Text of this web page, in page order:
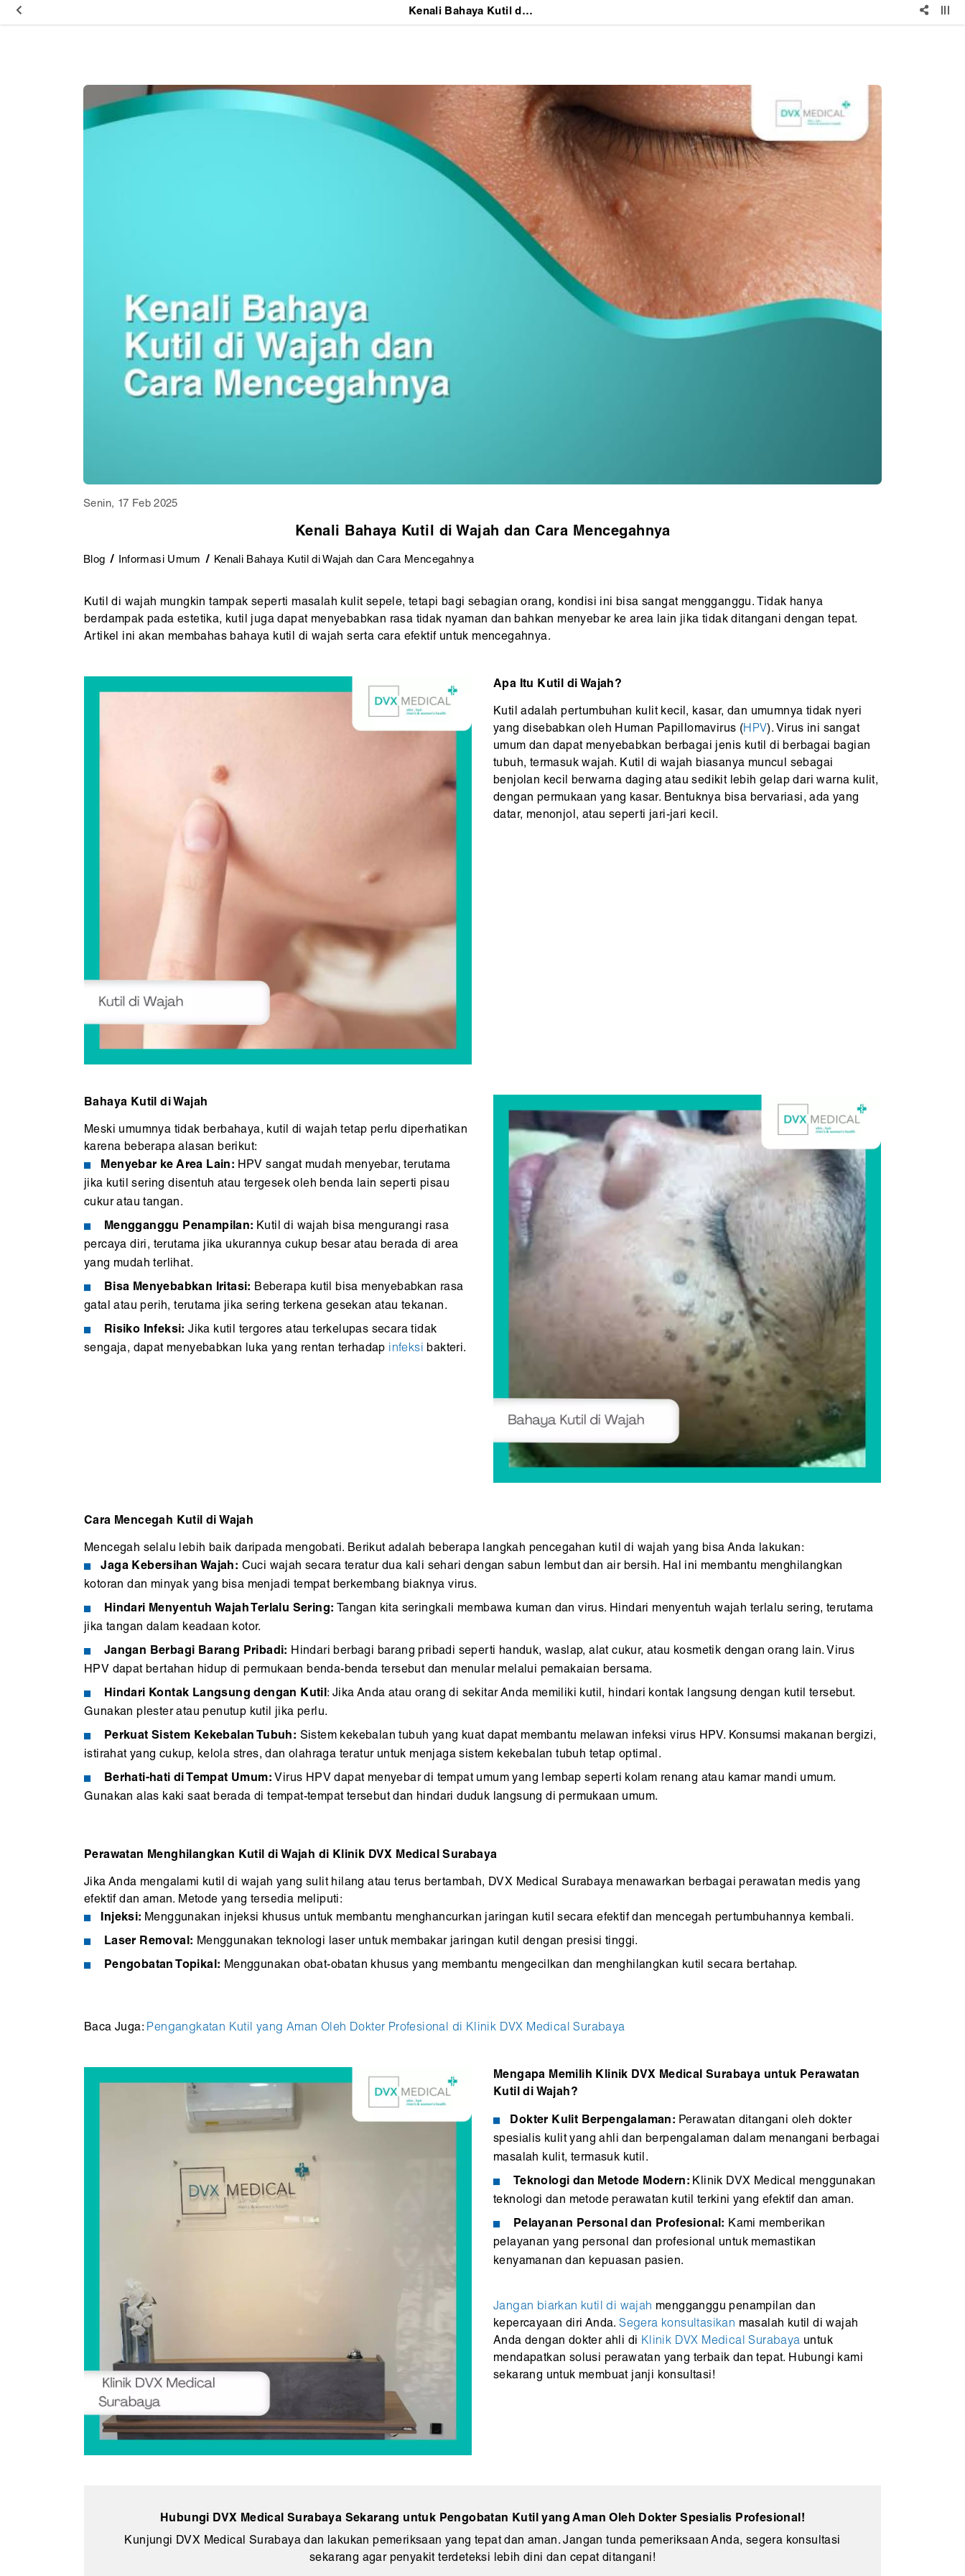
Kenali Bahaya Kutil di Wajah dan Cara Mencegahnya
Senin, 17 Feb 2025
Kenali Bahaya Kutil di Wajah dan Cara Mencegahnya
Blog Informasi Umum Kenali Bahaya Kutil di Wajah dan Cara Mencegahnya
Kutil di wajah mungkin tampak seperti masalah kulit sepele, tetapi bagi sebagian orang, kondisi ini bisa sangat mengganggu. Tidak hanya
berdampak pada estetika, kutil juga dapat menyebabkan rasa tidak nyaman dan bahkan menyebar ke area lain jika tidak ditangani dengan tepat.
Artikel ini akan membahas bahaya kutil di wajah serta cara efektif untuk mencegahnya.
Apa Itu Kutil di Wajah?
Kutil adalah pertumbuhan kulit kecil, kasar, dan umumnya tidak nyeri
yang disebabkan oleh Human Papillomavirus (HPV). Virus ini sangat
umum dan dapat menyebabkan berbagai jenis kutil di berbagai bagian
tubuh, termasuk wajah. Kutil di wajah biasanya muncul sebagai
benjolan kecil berwarna daging atau sedikit lebih gelap dari warna kulit,
dengan permukaan yang kasar. Bentuknya bisa bervariasi, ada yang
datar, menonjol, atau seperti jari-jari kecil.
Bahaya Kutil di Wajah
Meski umumnya tidak berbahaya, kutil di wajah tetap perlu diperhatikan
karena beberapa alasan berikut:
Menyebar ke Area Lain: HPV sangat mudah menyebar, terutama
jika kutil sering disentuh atau tergesek oleh benda lain seperti pisau
cukur atau tangan.
Mengganggu Penampilan: Kutil di wajah bisa mengurangi rasa
percaya diri, terutama jika ukurannya cukup besar atau berada di area
yang mudah terlihat.
Bisa Menyebabkan Iritasi: Beberapa kutil bisa menyebabkan rasa
gatal atau perih, terutama jika sering terkena gesekan atau tekanan.
Risiko Infeksi: Jika kutil tergores atau terkelupas secara tidak
sengaja, dapat menyebabkan luka yang rentan terhadap infeksi bakteri.
Cara Mencegah Kutil di Wajah
Mencegah selalu lebih baik daripada mengobati. Berikut adalah beberapa langkah pencegahan kutil di wajah yang bisa Anda lakukan:
Jaga Kebersihan Wajah: Cuci wajah secara teratur dua kali sehari dengan sabun lembut dan air bersih. Hal ini membantu menghilangkan
kotoran dan minyak yang bisa menjadi tempat berkembang biaknya virus.
Hindari Menyentuh Wajah Terlalu Sering: Tangan kita seringkali membawa kuman dan virus. Hindari menyentuh wajah terlalu sering, terutama
jika tangan dalam keadaan kotor.
Jangan Berbagi Barang Pribadi: Hindari berbagi barang pribadi seperti handuk, waslap, alat cukur, atau kosmetik dengan orang lain. Virus
HPV dapat bertahan hidup di permukaan benda-benda tersebut dan menular melalui pemakaian bersama.
Hindari Kontak Langsung dengan Kutil: Jika Anda atau orang di sekitar Anda memiliki kutil, hindari kontak langsung dengan kutil tersebut.
Gunakan plester atau penutup kutil jika perlu.
Perkuat Sistem Kekebalan Tubuh: Sistem kekebalan tubuh yang kuat dapat membantu melawan infeksi virus HPV. Konsumsi makanan bergizi,
istirahat yang cukup, kelola stres, dan olahraga teratur untuk menjaga sistem kekebalan tubuh tetap optimal.
Berhati-hati di Tempat Umum: Virus HPV dapat menyebar di tempat umum yang lembap seperti kolam renang atau kamar mandi umum.
Gunakan alas kaki saat berada di tempat-tempat tersebut dan hindari duduk langsung di permukaan umum.
Perawatan Menghilangkan Kutil di Wajah di Klinik DVX Medical Surabaya
Jika Anda mengalami kutil di wajah yang sulit hilang atau terus bertambah, DVX Medical Surabaya menawarkan berbagai perawatan medis yang
efektif dan aman. Metode yang tersedia meliputi:
Injeksi: Menggunakan injeksi khusus untuk membantu menghancurkan jaringan kutil secara efektif dan mencegah pertumbuhannya kembali.
Laser Removal: Menggunakan teknologi laser untuk membakar jaringan kutil dengan presisi tinggi.
Pengobatan Topikal: Menggunakan obat-obatan khusus yang membantu mengecilkan dan menghilangkan kutil secara bertahap.
Baca Juga: Pengangkatan Kutil yang Aman Oleh Dokter Profesional di Klinik DVX Medical Surabaya
Mengapa Memilih Klinik DVX Medical Surabaya untuk Perawatan
Kutil di Wajah?
Dokter Kulit Berpengalaman: Perawatan ditangani oleh dokter
spesialis kulit yang ahli dan berpengalaman dalam menangani berbagai
masalah kulit, termasuk kutil.
Teknologi dan Metode Modern: Klinik DVX Medical menggunakan
teknologi dan metode perawatan kutil terkini yang efektif dan aman.
Pelayanan Personal dan Profesional: Kami memberikan
pelayanan yang personal dan profesional untuk memastikan
kenyamanan dan kepuasan pasien.
Jangan biarkan kutil di wajah mengganggu penampilan dan
kepercayaan diri Anda.Segera konsultasikan masalah kutil di wajah
Anda dengan dokter ahli di Klinik DVX Medical Surabaya untuk
mendapatkan solusi perawatan yang terbaik dan tepat. Hubungi kami
sekarang untuk membuat janji konsultasi!
Hubungi DVX Medical Surabaya Sekarang untuk Pengobatan Kutil yang Aman Oleh Dokter Spesialis Profesional!
Kunjungi DVX Medical Surabaya dan lakukan pemeriksaan yang tepat dan aman. Jangan tunda pemeriksaan Anda, segera konsultasi
sekarang agar penyakit terdeteksi lebih dini dan cepat ditangani!